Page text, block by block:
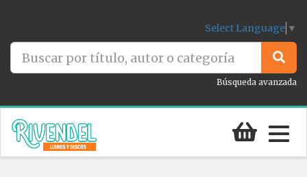
Select Language ▼
Búsqueda avanzada